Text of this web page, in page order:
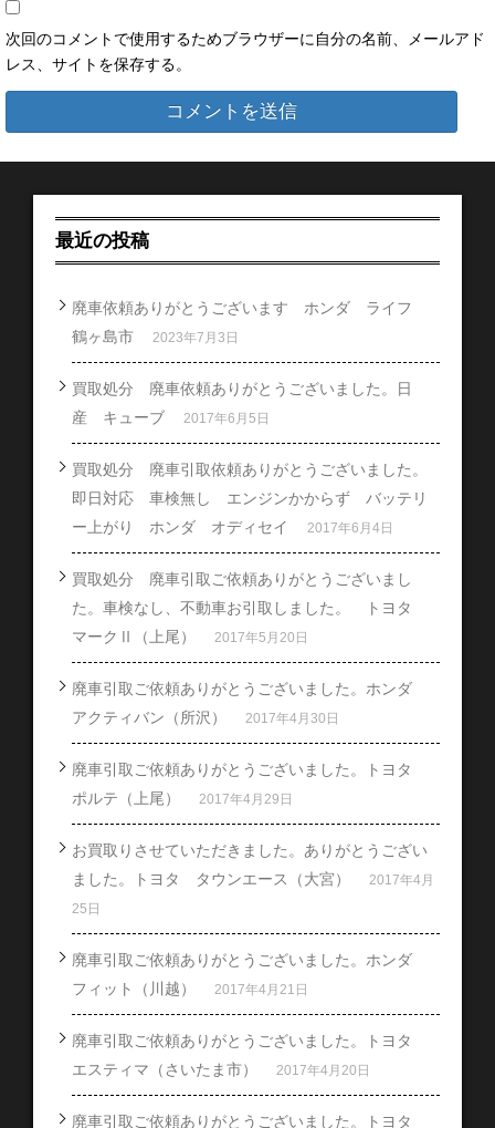
次回のコメントで使用するためブラウザーに自分の名前、メールアド
レス、サイトを保存する。
最近の投稿
廃車依頼ありがとうございます ホンダ ライフ
鶴ヶ島市
2023年7月3日
買取処分 廃車依頼ありがとうございました。日
産 キューブ
2017年6月5日
買取処分 廃車引取依頼ありがとうございました。
即日対応 車検無し エンジンかからず バッテリ
ー上がり ホンダ オディセイ
2017年6月4日
買取処分 廃車引取ご依頼ありがとうございまし
た。車検なし、不動車お引取しました。 トヨタ
マークⅡ（上尾）
2017年5月20日
廃車引取ご依頼ありがとうございました。ホンダ
アクティバン（所沢）
2017年4月30日
廃車引取ご依頼ありがとうございました。トヨタ
ポルテ（上尾）
2017年4月29日
お買取りさせていただきました。ありがとうござい
ました。トヨタ タウンエース（大宮）
2017年4月
25日
廃車引取ご依頼ありがとうございました。ホンダ
フィット（川越）
2017年4月21日
廃車引取ご依頼ありがとうございました。トヨタ
エスティマ（さいたま市）
2017年4月20日
廃車引取ご依頼ありがとうございました。トヨタ